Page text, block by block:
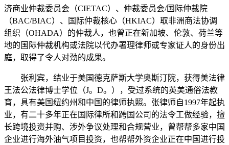
济商业仲裁委员会（CIETAC）、仲裁委员会/国际仲裁院
（BAC/BIAC）、国际仲裁核心（HKIAC）取非洲商法协调
组织（OHADA）的仲裁人，也曾正在新加坡、伦敦、荷兰等
地的国际仲裁机构或法院以代办署理律师或专家证人的身份出
庭，取得了令人对劲的成果。
张利宾，结业于美国德克萨斯大学奥斯汀院，获得美法律
王法公法律博士学位（J。D。），受过系统的英美通俗法教
育，具有美国纽约州和中国的律师执照。张律师自1997年起执
业，有二十多年正在国际律所和跨国公司的法令工做经验，擅
长跨境投资并购、涉外争议处理和合规营业，曾帮帮多家中国
企业进行海外油气项目投资，也帮帮外资企业正在中国进行投